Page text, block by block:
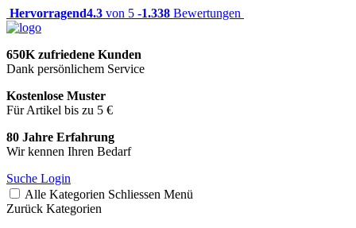
Hervorragend4.3 von 5 -1.338 Bewertungen
650K zufriedene Kunden
Dank persönlichem Service
Kostenlose Muster
Für Artikel bis zu 5 €
80 Jahre Erfahrung
Wir kennen Ihren Bedarf
Suche Login
Alle Kategorien Schliessen Menü
Zurück Kategorien